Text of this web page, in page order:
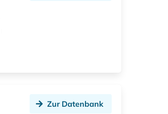
Zur Datenbank